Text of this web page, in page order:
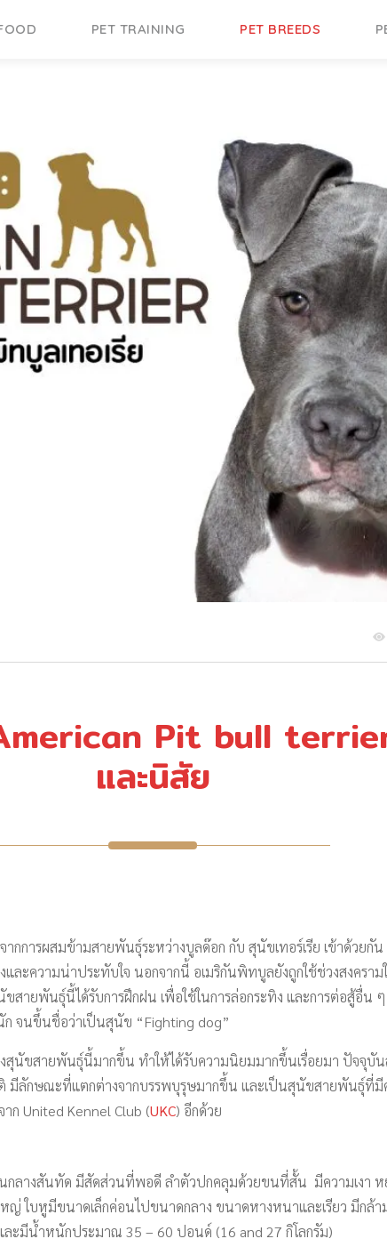
PET TRAINING PET BREEDS
Pit bull
และนิสัย
กการผสมข้ามสายพันธุ์ระหว่างบูลด๊อก กับ สุนัขเทอร์เรีย เข้าด้วย
ละความน่าประทับใจ นอกจากนี้ อเมริกันพิทบูลยังถูกใช้ช่วงสงคร
ายพันธุ์นี้ได้รับการฝึกฝน เพื่อใช้ในการล่อกระทิง และการต่อสู้อื่น ๆ
นัก จนขึ้นชื่อว่าเป็นสุนัข “Fighting dog”
นัขสายพันธุ์นี้มากขึ้น ทำให้ได้รับความนิยมมากขึ้นเรื่อยมา ปัจจุบั
มีลักษณะที่แตกต่างจากบรรพบุรุษมากขึ้น และเป็นสุนัขสายพันธุ์ที่มี
ก United Kennel Club (UKC) อีกด้วย
ลางสันทัด มีสัดส่วนที่พอดี ลำตัวปกคลุมด้วยขนที่สั้น มีความเงา
ใหญ่ ใบหูมีขนาดเล็กค่อนไปขนาดกลาง ขนาดหางหนาและเรียว มีก
ะมีน้ำหนักประมาณ 35 – 60 ปอนด์ (16 and 27 กิโลกรัม)